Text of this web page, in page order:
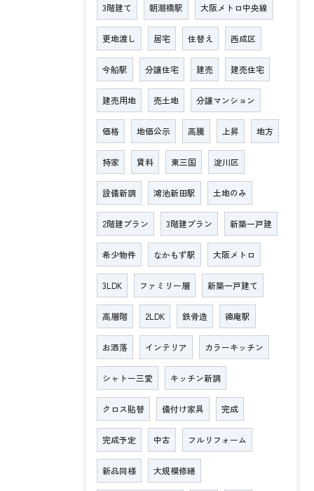
3階建て 朝潮橋駅 大阪メトロ中央線
更地渡し 居宅 住替え 西成区
今船駅 分譲住宅 建売 建売住宅
建売用地 売土地 分譲マンション
価格 地価公示 高騰 上昇 地方
持家 賃料 東三国 淀川区
設備新調 鴻池新田駅 土地のみ
2階建プラン 3階建プラン 新築一戸建
希少物件 なかもず駅 大阪メトロ
3LDK ファミリー層 新築一戸建て
高層階 2LDK 鉄骨造 徳庵駅
お洒落 インテリア カラーキッチン
シャトー三愛 キッチン新調
クロス貼替 備付け家具 完成
完成予定 中古 フルリフォーム
新品同様 大規模修繕